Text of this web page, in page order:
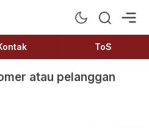
ToS
atau pelanggan